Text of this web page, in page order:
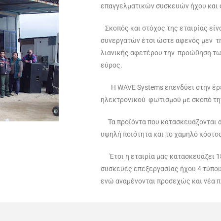
επαγγελματικών συσκευών ήχου
Σκοπός και στόχος της εταιρίας
συνεργατών έτσι ώστε αφενός μεν
λιανικής αφετέρου την προώθηση
εύρος.
Η WAVE Systems επενδύει στην
ηλεκτρονικού φωτισμού με σκοπό
Τα προϊόντα που κατασκευάζονται
υψηλή ποιότητα και το χαμηλό
Έτσι η εταιρία μας κατασκευάζει
συσκευές επεξεργασίας ήχου 4
ενώ αναμένονται προσεχώς και νέα